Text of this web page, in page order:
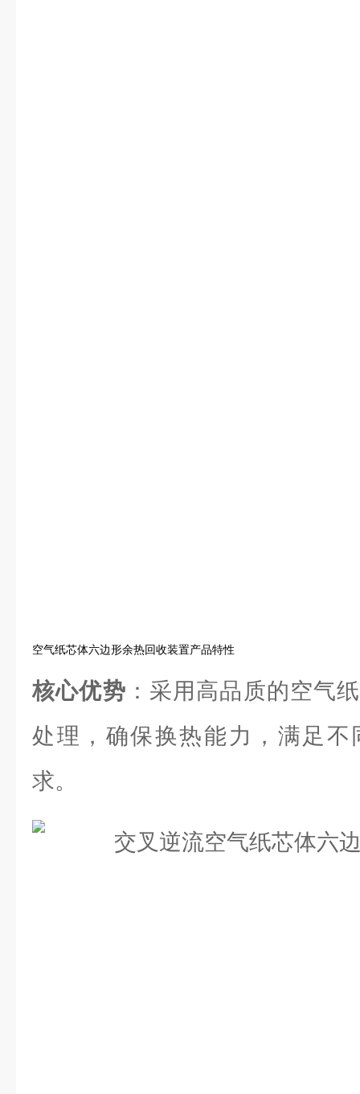
空气纸芯体六边形余热回收装置产品特性
核心优势 ：采用高品质的空气
处理，确保换热能力，满足不
求。